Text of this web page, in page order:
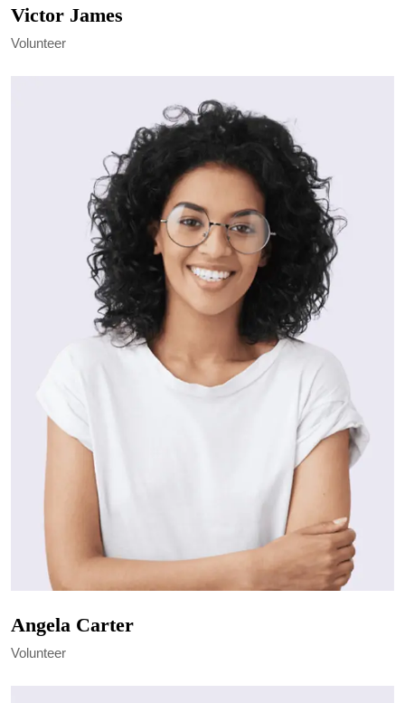
Victor James
Volunteer
Angela Carter
Volunteer